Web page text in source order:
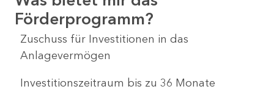
Förderprogramm?
Zuschuss für Investitionen in das
Anlagevermögen
Investitionszeitraum bis zu 36 Monate